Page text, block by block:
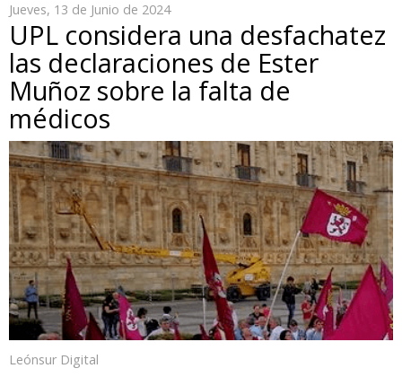
Jueves, 13 de Junio de 2024
UPL considera una desfachatez
las declaraciones de Ester
Muñoz sobre la falta de
médicos
Leónsur Digital